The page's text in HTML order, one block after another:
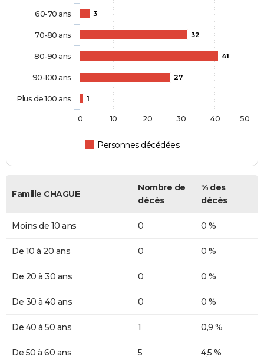
3
32
41
27
1
Personnes décédées
60-70 ans
70-80 ans
80-90 ans
90-100 ans
Plus de 100 ans
0 10 20 30 40 50
Famille CHAGUE
Nombre de
décès
% des
décès
Moins de 10 ans 0 0 %
De 10 à 20 ans 0 0 %
De 20 à 30 ans 0 0 %
De 30 à 40 ans 0 0 %
De 40 à 50 ans 1 0,9 %
De 50 à 60 ans 5 4,5 %